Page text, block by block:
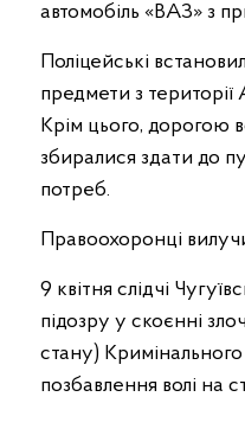
автомобіль «ВАЗ» з
Поліцейські
предмети з
Крім цього, дорогою
збиралися здати до
потреб.
Правоохоронці
9 квітня слідчі
підозру у скоєнні
стану)
позбавлення волі на